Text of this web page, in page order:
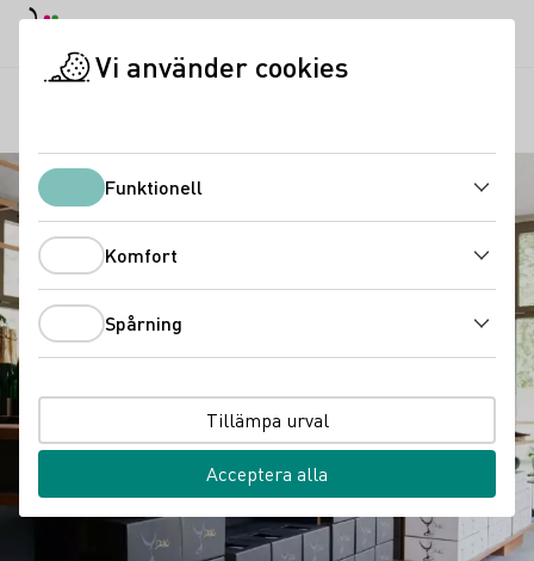
Vi använder cookies
FunktionellFunktionell
Komfort
Spårning
Tillämpa urval
Acceptera alla